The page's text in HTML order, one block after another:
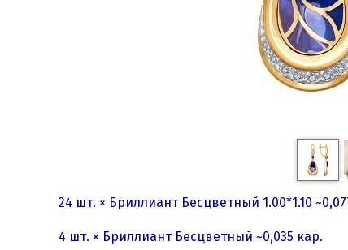
24 шт. × Бриллиант Бесцветный 1.00*1.10
4 шт. × Бриллиант Бесцветный ~0,035 кар.